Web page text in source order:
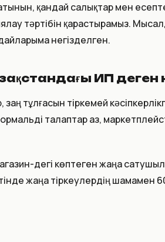
қандай салықтар мен
тәртібін қарастырамыз.
негізделген.
ИП деген
заң тұлғасын тіркемей
талаптар аз,
дегі көптеген жаңа
жаңа тіркеулердің шамамен